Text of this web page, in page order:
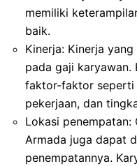
memiliki
baik.
Kinerja: Kinerja
pada gaji karyawan.
faktor-faktor seperti
pekerjaan, dan
Lokasi penempatan:
Armada juga dapat
penempatannya.